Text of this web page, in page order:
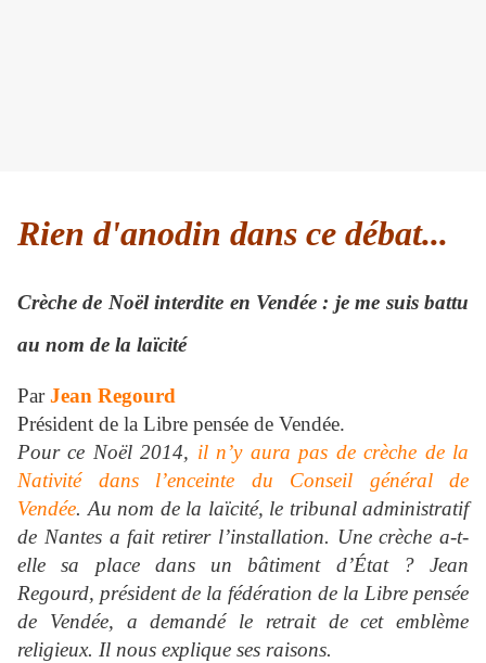
Rien d'anodin dans ce débat...
Crèche de Noël interdite en Vendée : je me suis battu
au nom de la laïcité
ParJean Regourd
Président de la Libre pensée de Vendée.
Pour ce Noël 2014, il n’y aura pas de crèche de la
Nativité dans l’enceinte du Conseil général de
Vendée. Au nom de la laïcité, le tribunal administratif
de Nantes a fait retirer l’installation. Une crèche a-t-
elle sa place dans un bâtiment d’État ? Jean
Regourd, président de la fédération de la Libre pensée
de Vendée, a demandé le retrait de cet emblème
religieux. Il nous explique ses raisons.